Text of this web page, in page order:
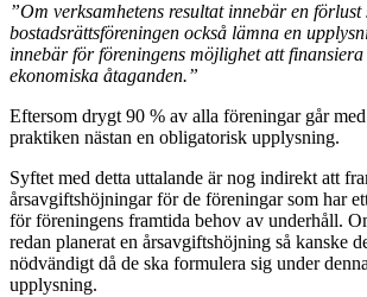
”Om verksamhetens resultat innebär en förlust
bostadsrättsföreningen också lämna en
innebär för föreningens möjlighet att
ekonomiska åtaganden.”
Eftersom drygt 90 % av alla föreningar går
praktiken nästan en obligatorisk upplysning.
Syftet med detta uttalande är nog indirekt att
årsavgiftshöjningar för de föreningar som har
för föreningens framtida behov av underhåll.
redan planerat en årsavgiftshöjning så kanske
nödvändigt då de ska formulera sig under
upplysning.